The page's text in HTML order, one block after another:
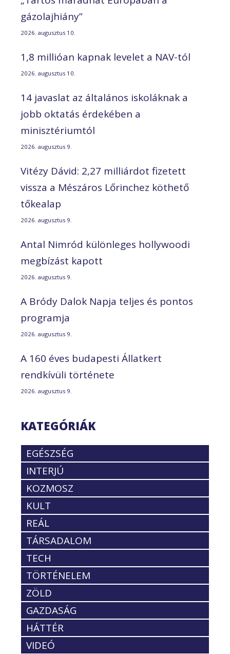
gázolajhiány”
2026. augusztus 10.
1,8 millióan kapnak levelet a NAV-tól
2026. augusztus 10.
14 javaslat az általános iskoláknak a
jobb oktatás érdekében a
minisztériumtól
2026. augusztus 9.
Vitézy Dávid: 2,27 milliárdot fizetett
vissza a Mészáros Lőrinchez köthető
tőkealap
2026. augusztus 9.
Antal Nimród különleges hollywoodi
megbízást kapott
2026. augusztus 9.
A Bródy Dalok Napja teljes és pontos
programja
2026. augusztus 9.
A 160 éves budapesti Állatkert
rendkívüli története
2026. augusztus 9.
KATEGÓRIÁK
EGÉSZSÉG
INTERJÚ
KOZMOSZ
KULT
REÁL
TÁRSADALOM
TECH
TÖRTÉNELEM
ZÖLD
GAZDASÁG
HÁTTÉR
VIDEÓ